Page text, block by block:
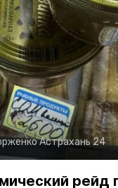
Астрахань 24
рейд